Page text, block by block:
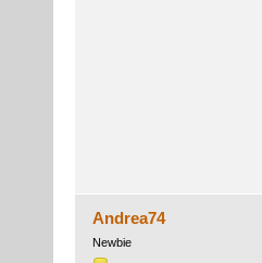
Andrea74
Newbie